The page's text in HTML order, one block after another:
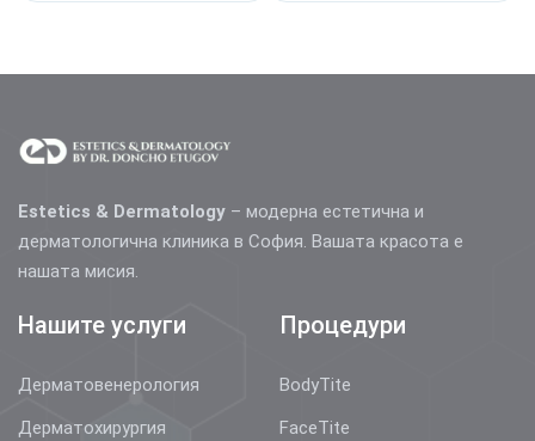
Estetics & Dermatology – модерна естетична и
дерматологична клиника в София. Вашата красота е
нашата мисия.
Нашите услуги
Дерматовенерология
Дерматохирургия
Процедури
BodyTite
FaceTite